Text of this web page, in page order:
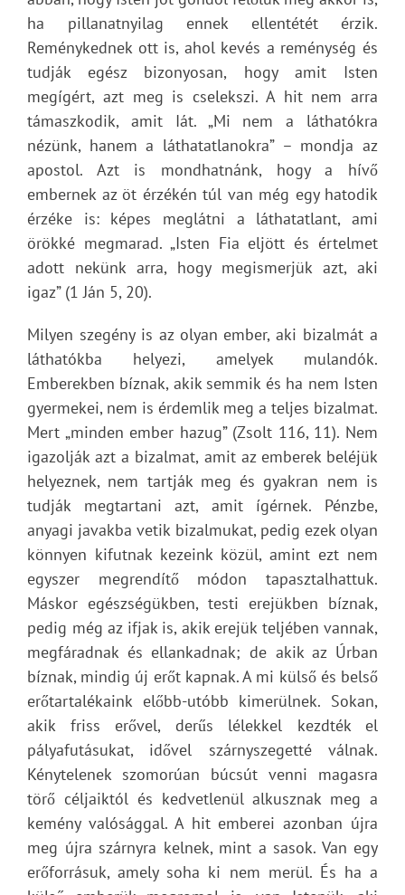
ha pillanatnyilag ennek ellentétét érzik.
Reménykednek ott is, ahol kevés a reménység és
tudják egész bizonyosan, hogy amit Isten
megígért, azt meg is cselekszi. A hit nem arra
támaszkodik, amit Iát. „Mi nem a láthatókra
nézünk, hanem a láthatatlanokra” – mondja az
apostol. Azt is mondhatnánk, hogy a hívő
embernek az öt érzékén túl van még egy hatodik
érzéke is: képes meglátni a láthatatlant, ami
örökké megmarad. „Isten Fia eljött és értelmet
adott nekünk arra, hogy megismerjük azt, aki
igaz” (1 Ján 5, 20).
Milyen szegény is az olyan ember, aki bizalmát a
láthatókba helyezi, amelyek mulandók.
Emberekben bíznak, akik semmik és ha nem Isten
gyermekei, nem is érdemlik meg a teljes bizalmat.
Mert „minden ember hazug” (Zsolt 116, 11). Nem
igazolják azt a bizalmat, amit az emberek beléjük
helyeznek, nem tartják meg és gyakran nem is
tudják megtartani azt, amit ígérnek. Pénzbe,
anyagi javakba vetik bizalmukat, pedig ezek olyan
könnyen kifutnak kezeink közül, amint ezt nem
egyszer megrendítő módon tapasztalhattuk.
Máskor egészségükben, testi erejükben bíznak,
pedig még az ifjak is, akik erejük teljében vannak,
megfáradnak és ellankadnak; de akik az Úrban
bíznak, mindig új erőt kapnak. A mi külső és belső
erőtartalékaink előbb-utóbb kimerülnek. Sokan,
akik friss erővel, derűs lélekkel kezdték el
pályafutásukat, idővel szárnyszegetté válnak.
Kénytelenek szomorúan búcsút venni magasra
törő céljaiktól és kedvetlenül alkusznak meg a
kemény valósággal. A hit emberei azonban újra
meg újra szárnyra kelnek, mint a sasok. Van egy
erőforrásuk, amely soha ki nem merül. És ha a